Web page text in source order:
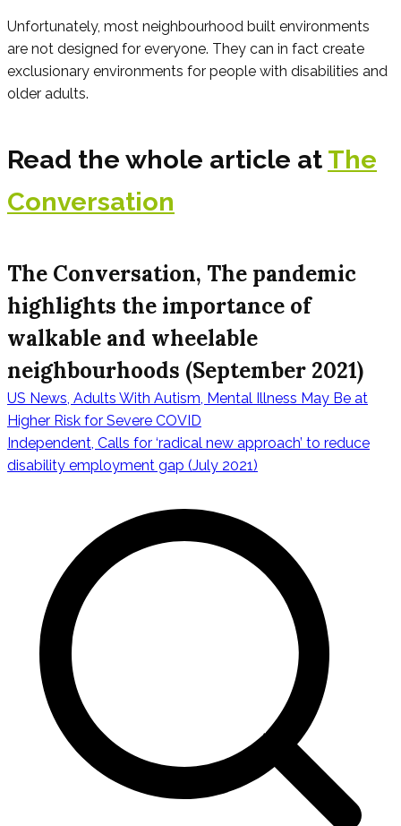
Unfortunately, most neighbourhood built environments
are not designed for everyone. They can in fact create
exclusionary environments for people with disabilities and
older adults.
Read the whole article at The
Conversation
The Conversation, The pandemic
highlights the importance of
walkable and wheelable
neighbourhoods (September 2021)
Πλοήγηση
άρθρων
US News, Adults With Autism, Mental Illness May Be at
Higher Risk for Severe COVID
Independent, Calls for ‘radical new approach’ to reduce
disability employment gap (July 2021)